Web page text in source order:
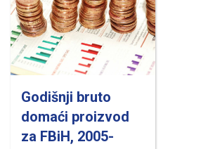
Godišnji bruto
domaći proizvod
za FBiH, 2005-